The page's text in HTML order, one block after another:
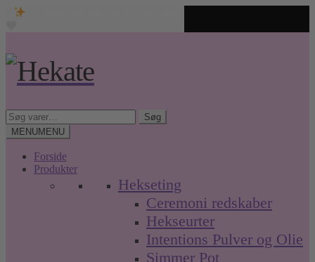
navigation
indhold
Søg
efter:
Søg
MENUMENU
Forside
Produkter
Hekseting
Ceremoni redskaber
Hekseurter
Intentions Pulver og Olie
Simmer Pot